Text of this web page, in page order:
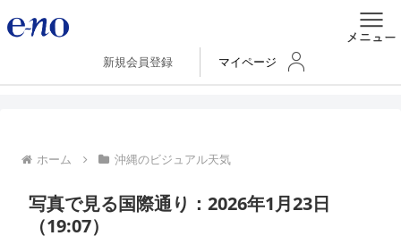
新規会員登録 マイページ
ホーム 沖縄のビジュアル天気
写真で見る国際通り：2026年1月23日
（19:07）